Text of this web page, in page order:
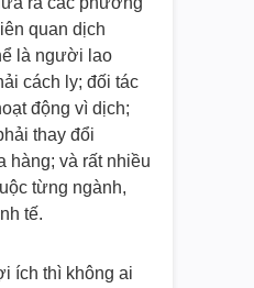
quan dịch
là người lao
cách ly; đối tác
động vì dịch;
thay đổi
hàng; và rất nhiều
từng ngành,
tế.
ích thì không ai